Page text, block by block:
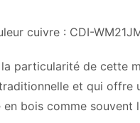
cuivre : CDI-
particularité de cette
et qui
en bois comme